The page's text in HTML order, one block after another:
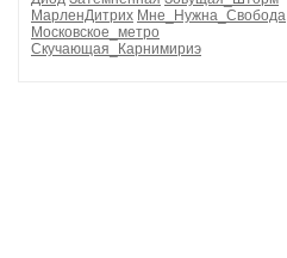
МарленДитрих Мне_Нужна_Свобода
Московское_метро
Скучающая_Карнимириэ